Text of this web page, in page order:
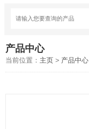
产品中心
当前位置： 主页 > 产品中心